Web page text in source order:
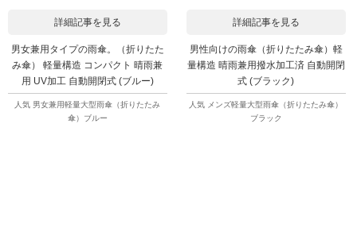
詳細記事を見る
男女兼用タイプの雨傘。（折りたた
み傘） 軽量構造 コンパクト 晴雨兼
用 UV加工 自動開閉式 (ブルー)
人気 男女兼用軽量大型雨傘（折りたたみ
傘）ブルー
詳細記事を見る
男性向けの雨傘（折りたたみ傘）軽
量構造 晴雨兼用撥水加工済 自動開閉
式 (ブラック)
人気 メンズ軽量大型雨傘（折りたたみ傘）
ブラック